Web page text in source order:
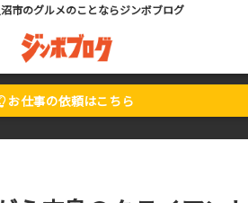
市のグルメのことならジンボブログ
お仕事の依頼はこちら